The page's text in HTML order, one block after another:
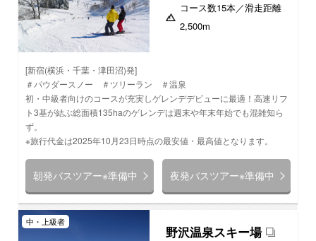
コース数15本／滑走距離
2,500m
[新宿(横浜・千葉・津田沼)発]
＃パウダースノー ＃ツリーラン ＃温泉
初・中級者向けのコースが充実しゲレンデデビューに最適！高速リフ
ト3基が結ぶ総面積135haのゲレンデは週末や年末年始でも混雑知ら
ず。
※旅行代金は2025年10月23日時点の最安値・最高値となります。
朝発バスツアー※準備中 夜発バスツアー※準備中
中・上級者
野沢温泉スキー場